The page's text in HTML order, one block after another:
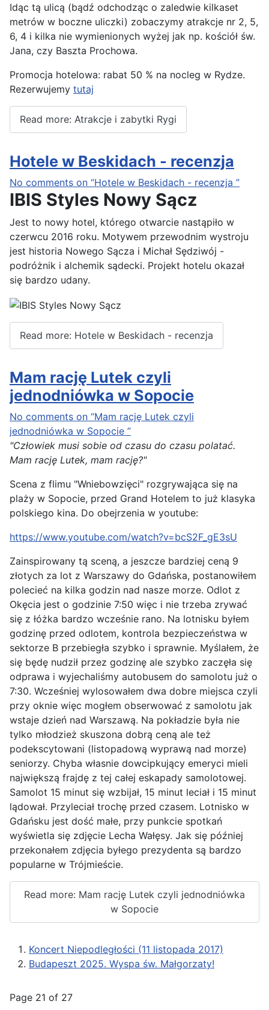
Idąc tą ulicą (bądź odchodząc o zaledwie kilkaset
metrów w boczne uliczki) zobaczymy atrakcje nr 2, 5,
6, 4 i kilka nie wymienionych wyżej jak np. kościół św.
Jana, czy Baszta Prochowa.
Promocja hotelowa: rabat 50 % na nocleg w Rydze.
Rezerwujemy tutaj
Read more: Atrakcje i zabytki Rygi
Hotele w Beskidach - recenzja
No comments on “Hotele w Beskidach - recenzja ”
IBIS Styles Nowy Sącz
Jest to nowy hotel, którego otwarcie nastąpiło w
czerwcu 2016 roku. Motywem przewodnim wystroju
jest historia Nowego Sącza i Michał Sędziwój -
podróżnik i alchemik sądecki. Projekt hotelu okazał
się bardzo udany.
Read more: Hotele w Beskidach - recenzja
Mam rację Lutek czyli
jednodniówka w Sopocie
No comments on “Mam rację Lutek czyli
jednodniówka w Sopocie ”
"Człowiek musi sobie od czasu do czasu polatać.
Mam rację Lutek, mam rację?"
Scena z flimu "Wniebowzięci" rozgrywająca się na
plaży w Sopocie, przed Grand Hotelem to już klasyka
polskiego kina. Do obejrzenia w youtube:
https://www.youtube.com/watch?v=bcS2F_gE3sU
Zainspirowany tą sceną, a jeszcze bardziej ceną 9
złotych za lot z Warszawy do Gdańska, postanowiłem
polecieć na kilka godzin nad nasze morze. Odlot z
Okęcia jest o godzinie 7:50 więc i nie trzeba zrywać
się z łóżka bardzo wcześnie rano. Na lotnisku byłem
godzinę przed odlotem, kontrola bezpieczeństwa w
sektorze B przebiegła szybko i sprawnie. Myślałem, że
się będę nudził przez godzinę ale szybko zaczęła się
odprawa i wyjechaliśmy autobusem do samolotu już o
7:30. Wcześniej wylosowałem dwa dobre miejsca czyli
przy oknie więc mogłem obserwować z samolotu jak
wstaje dzień nad Warszawą. Na pokładzie była nie
tylko młodzież skuszona dobrą ceną ale też
podekscytowani (listopadową wyprawą nad morze)
seniorzy. Chyba własnie dowcipkujący emeryci mieli
największą frajdę z tej całej eskapady samolotowej.
Samolot 15 minut się wzbijał, 15 minut leciał i 15 minut
lądował. Przyleciał trochę przed czasem. Lotnisko w
Gdańsku jest dość małe, przy punkcie spotkań
wyświetla się zdjęcie Lecha Wałęsy. Jak się później
przekonałem zdjęcia byłego prezydenta są bardzo
popularne w Trójmieście.
Read more: Mam rację Lutek czyli jednodniówka
w Sopocie
Koncert Niepodległości (11 listopada 2017)
Budapeszt 2025. Wyspa św. Małgorzaty!
Page 21 of 27